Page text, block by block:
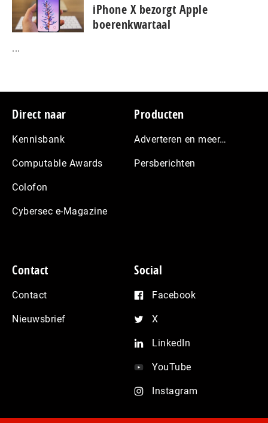
iPhone X bezorgt Apple
boerenkwartaal
...
Footer
Direct naar
Kennisbank
Computable Awards
Colofon
Cybersec e-Magazine
Producten
Adverteren en meer…
Persberichten
Contact
Contact
Nieuwsbrief
Social
Facebook
X
LinkedIn
YouTube
Instagram